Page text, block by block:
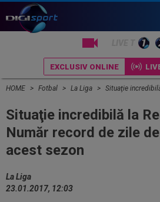
EXCLUSIV ONLINE
HOME Fotbal La Liga Situaţie incredibilă la Real
Situaţie incredibilă la
Număr record de zile
acest sezon
La Liga
23.01.2017, 12:03